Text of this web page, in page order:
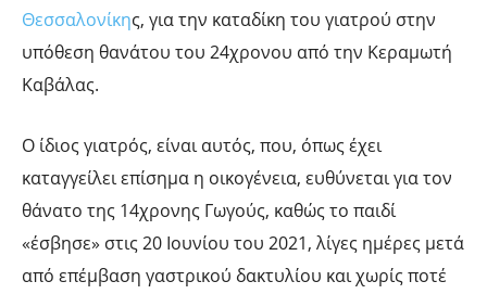
Θεσσαλονίκης, για την καταδίκη του γιατρού στην
υπόθεση θανάτου του 24χρονου από την Κεραμωτή
Καβάλας.
Ο ίδιος γιατρός, είναι αυτός, που, όπως έχει
καταγγείλει επίσημα η οικογένεια, ευθύνεται για τον
θάνατο της 14χρονης Γωγούς, καθώς το παιδί
«έσβησε» στις 20 Ιουνίου του 2021, λίγες ημέρες μετά
από επέμβαση γαστρικού δακτυλίου και χωρίς ποτέ